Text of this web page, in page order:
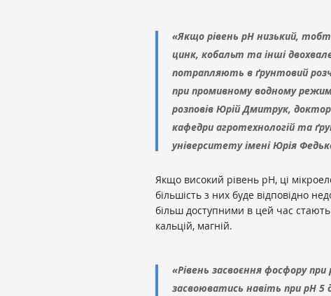
«Якщо рівень pH низький,
цинк, кобальт та інші
потрапляють в ґрунтовий
при промивному водному
розповів Юрій Дмитрук, доктор
кафедри агротехнологій та
університету імені Юрія
Якщо високий рівень pH, ці
більшість з них буде відповідно
більш доступними в цей час стають
кальцій, магній.
«Рівень засвоєння фосфору
засвоюватись навіть при pH 5